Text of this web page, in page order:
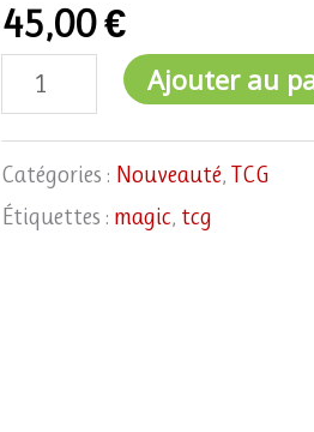
45,00€
-
Coffret
Spidey's
Sensational
Showdown
Ajouter au
Catégories : Nouveauté,TCG
Étiquettes : magic, tcg